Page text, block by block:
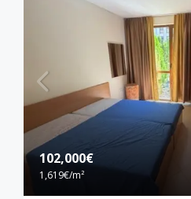
102,000€
1,619€/m²